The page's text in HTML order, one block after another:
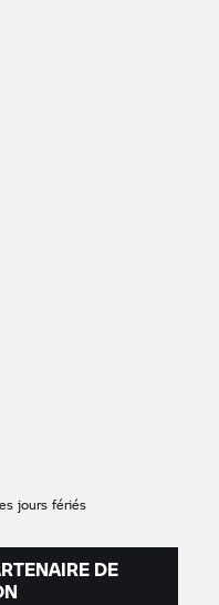
jours fériés
DE